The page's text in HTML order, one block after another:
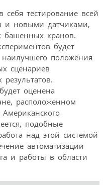
тестирование всей
и новыми датчиками,
башенных кранов.
будет
положения
сценариев
оценена
расположенном
подобные
над этой системой
автоматизации
и работы в области